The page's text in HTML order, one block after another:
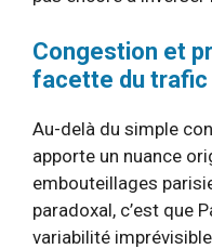
Congestion et
facette du trafic
Au-delà du simple
apporte un nuance
embouteillages
paradoxal, c’est que
variabilité